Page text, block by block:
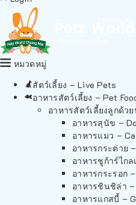
หมวดหมู่
สัตว์เลี้ยง – Live Pets
อาหารสัตว์เลี้ยง – Pet
อาหารสัตว์เลี้ยงลูกด้ว
อาหารสุนัข –
อาหารแมว –
อาหารกระต่าย
อาหารชูก้าร์ไกล
อาหารกระรอก
อาหารชินชิล่า
อาหารแกสบี้ –